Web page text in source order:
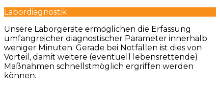
Labordiagnostik
Unsere Laborgeräte ermöglichen die Erfassung
umfangreicher diagnostischer Parameter innerhalb
weniger Minuten. Gerade bei Notfällen ist dies von
Vorteil, damit weitere (eventuell lebensrettende)
Maßnahmen schnellstmöglich ergriffen werden
können.